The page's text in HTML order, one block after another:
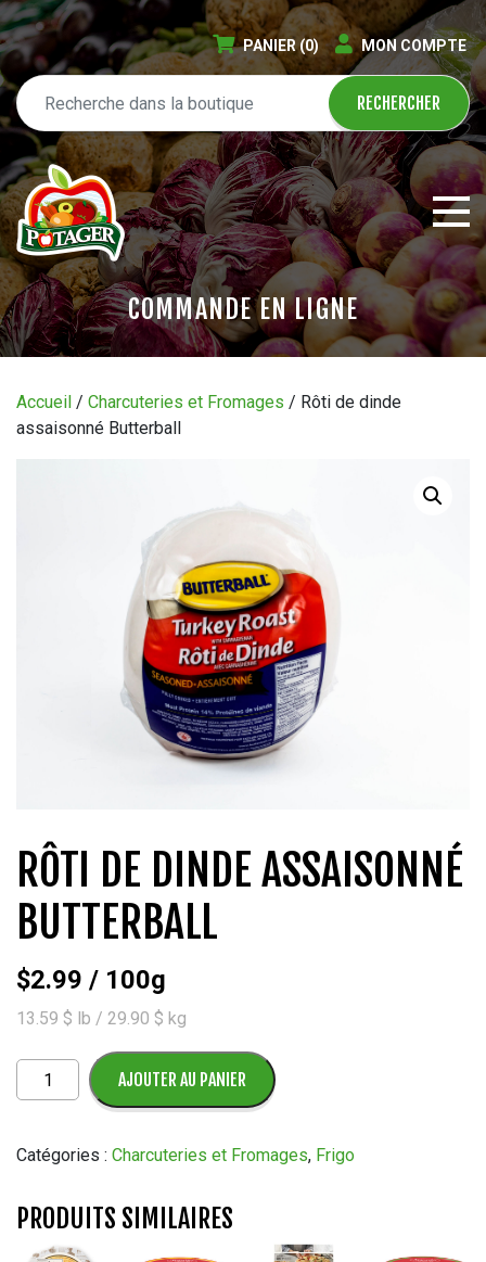
PANIER(0) MON COMPTE
COMMANDE EN LIGNE
CIRCULAIRE
QUI SOMMES-NOUS?
Accueil / Charcuteries et Fromages / Rôti de dinde
assaisonné Butterball
RÔTI DE DINDE ASSAISONNÉ
BUTTERBALL
$2.99 / 100g
13.59 $ lb / 29.90 $ kg
quantité
de
de
Butterball
AJOUTER AU PANIER
Catégories : Charcuteries et Fromages, Frigo
PRODUITS SIMILAIRES